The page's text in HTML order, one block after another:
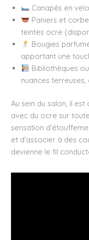
Canapés en
Paniers et
teintes ocre
Bougies
apportant une
Bibliothèques
nuances
Au sein du salon, il
avec du ocre sur
sensation
et d’associer à des
devienne le fil